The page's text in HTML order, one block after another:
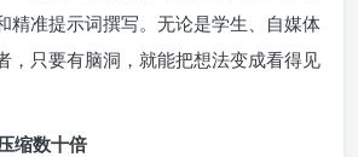
精准提示词撰写。无论是学生、自媒体
，只要有脑洞，就能把想法变成看得见
缩数十倍